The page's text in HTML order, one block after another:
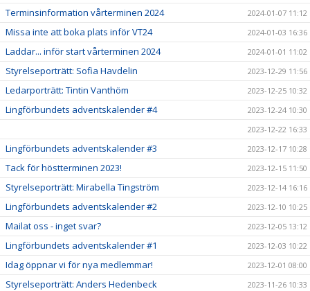
Terminsinformation vårterminen 2024 2024-01-07 11:12
Missa inte att boka plats inför VT24 2024-01-03 16:36
Laddar... inför start vårterminen 2024 2024-01-01 11:02
Styrelseporträtt: Sofia Havdelin 2023-12-29 11:56
Ledarporträtt: Tintin Vanthöm 2023-12-25 10:32
Lingförbundets adventskalender #4
2023-12-24 10:30
2023-12-22 16:33
Lingförbundets adventskalender #3 2023-12-17 10:28
Tack för höstterminen 2023! 2023-12-15 11:50
Styrelseporträtt: Mirabella Tingström 2023-12-14 16:16
Lingförbundets adventskalender #2 2023-12-10 10:25
Mailat oss - inget svar? 2023-12-05 13:12
Lingförbundets adventskalender #1 2023-12-03 10:22
Idag öppnar vi för nya medlemmar! 2023-12-01 08:00
Styrelseporträtt: Anders Hedenbeck 2023-11-26 10:33